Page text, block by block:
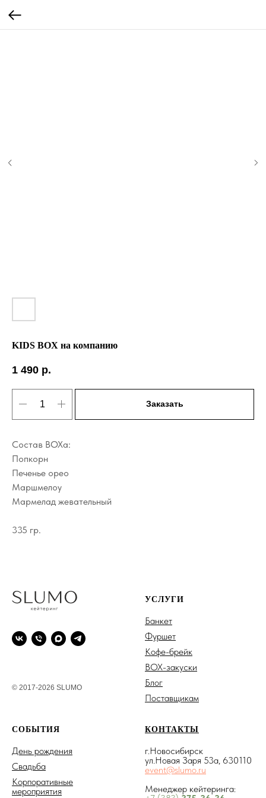
KIDS BOX на компанию
1 490 р.
Заказать
Состав BOXа:
Попкорн
Печенье орео
Маршмелоу
Мармелад жевательный
335 гр.
© 2017-2026 SLUMO
УСЛУГИ
Банкет
Фуршет
Кофе-брейк
BOX-закуски
Блог
Поставщикам
СОБЫТИЯ
День рождения
Свадьба
Корпоративные
мероприятия
КОНТАКТЫ
г.Новосибирск
ул.Новая Заря 53а, 630110
event@slumo.ru
Менеджер кейтеринга: